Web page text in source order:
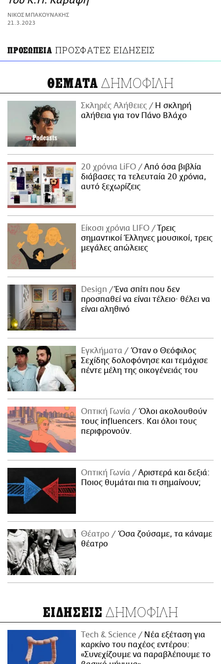
ΑΜΠΑ
PRINT
ΝΙΚΟΣ ΜΠΑΚΟΥΝΑΚΗΣ
21.3.2023
ΠΡΟΣΩΠΕΙΑ ΠΡΟΣΦΑΤΕΣ ΕΙΔΗΣΕΙΣ
ΘΕΜΑΤΑ ΔΗΜΟΦΙΛΗ
Σκληρές Αλήθειες
H σκληρή
αλήθεια για τον Πάνο Βλάχο
20 χρόνια LiFO
Από όσα βιβλία
διάβασες τα τελευταία 20 χρόνια,
αυτό ξεχωρίζεις
Είκοσι χρόνια LIFO
Tρεις
σημαντικοί Έλληνες μουσικοί, τρεις
μεγάλες απώλειες
Design
Ένα σπίτι που δεν
προσπαθεί να είναι τέλειο· θέλει να
είναι αληθινό
Εγκλήματα
Όταν ο Θεόφιλος
Σεχίδης δολοφόνησε και τεμάχισε
πέντε μέλη της οικογένειάς του
Οπτική Γωνία
Όλοι ακολουθούν
τους influencers. Και όλοι τους
περιφρονούν.
Οπτική Γωνία
Αριστερά και δεξιά:
Ποιος θυμάται πια τι σημαίνουν;
Θέατρο
Όσα ζούσαμε, τα κάναμε
θέατρο
ΕΙΔΗΣΕΙΣ ΔΗΜΟΦΙΛΗ
Τech & Science
Νέα εξέταση για
καρκίνο του παχέος εντέρου:
«Συνεχίζουμε να παραβλέπουμε το